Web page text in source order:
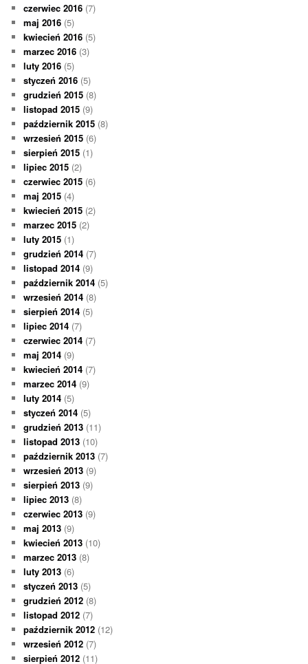
czerwiec 2016 (7)
maj 2016 (5)
kwiecień 2016 (5)
marzec 2016 (3)
luty 2016 (5)
styczeń 2016 (5)
grudzień 2015 (8)
listopad 2015 (9)
październik 2015 (8)
wrzesień 2015 (6)
sierpień 2015 (1)
lipiec 2015 (2)
czerwiec 2015 (6)
maj 2015 (4)
kwiecień 2015 (2)
marzec 2015 (2)
luty 2015 (1)
grudzień 2014 (7)
listopad 2014 (9)
październik 2014 (5)
wrzesień 2014 (8)
sierpień 2014 (5)
lipiec 2014 (7)
czerwiec 2014 (7)
maj 2014 (9)
kwiecień 2014 (7)
marzec 2014 (9)
luty 2014 (5)
styczeń 2014 (5)
grudzień 2013 (11)
listopad 2013 (10)
październik 2013 (7)
wrzesień 2013 (9)
sierpień 2013 (9)
lipiec 2013 (8)
czerwiec 2013 (9)
maj 2013 (9)
kwiecień 2013 (10)
marzec 2013 (8)
luty 2013 (6)
styczeń 2013 (5)
grudzień 2012 (8)
listopad 2012 (7)
październik 2012 (12)
wrzesień 2012 (7)
sierpień 2012 (11)